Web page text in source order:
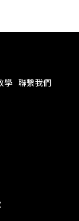
學 聯繫我們